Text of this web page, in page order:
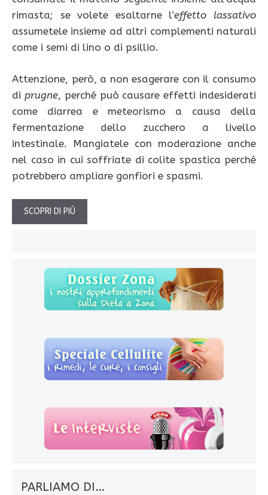
rimasta; se volete esaltarne l’effetto lassativo
assumetele insieme ad altri complementi naturali
come i semi di lino o di psillio.
Attenzione, però, a non esagerare con il consumo
di prugne, perché può causare effetti indesiderati
come diarrea e meteorismo a causa della
fermentazione dello zucchero a livello
intestinale. Mangiatele con moderazione anche
nel caso in cui soffriate di colite spastica perché
potrebbero ampliare gonfiori e spasmi.
SCOPRI DI PIÙ
PARLIAMO DI…